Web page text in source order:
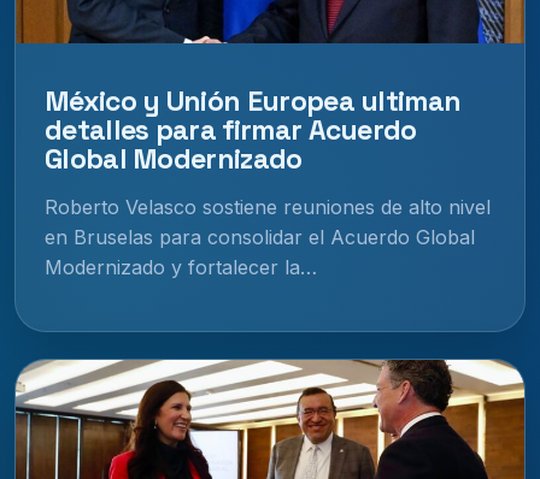
México y Unión Europea ultiman
detalles para firmar Acuerdo
Global Modernizado
Roberto Velasco sostiene reuniones de alto nivel
en Bruselas para consolidar el Acuerdo Global
Modernizado y fortalecer la…